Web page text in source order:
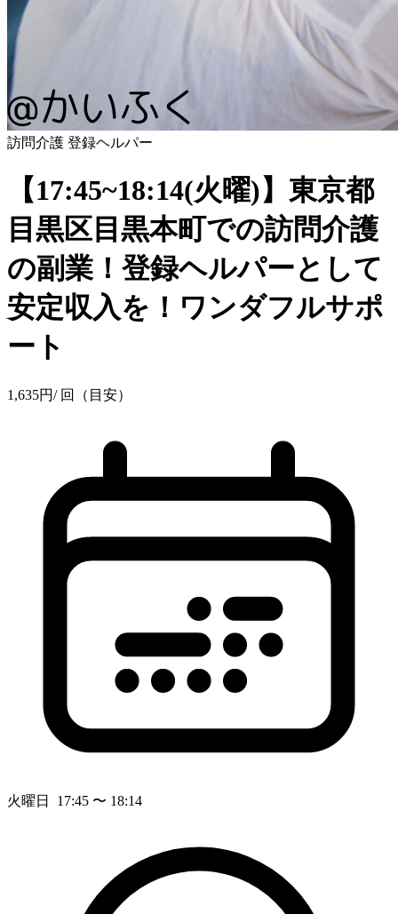
訪問介護 登録ヘルパー
【17:45~18:14(火曜)】東京都
目黒区目黒本町での訪問介護
の副業！登録ヘルパーとして
安定収入を！ワンダフルサポ
ート
1,635円/ 回（目安）
火曜日 17:45 〜 18:14